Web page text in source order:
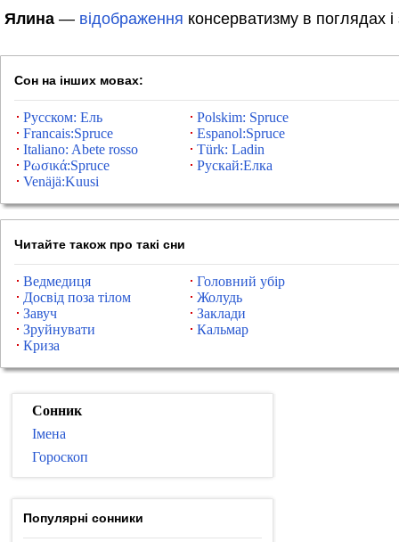
Ялина — відображення консерватизму в поглядах і
Сон на інших мовах:
Русском: Ель
Polskim: Spruce
Francais:Spruce
Espanol:Spruce
Italiano: Abete rosso
Türk: Ladin
Ρωσικά:Spruce
Рускай:Елка
Venäjä:Kuusi
Читайте також про такі сни
Ведмедиця
Головний убір
Досвід поза тілом
Жолудь
Завуч
Заклади
Зруйнувати
Кальмар
Криза
Сонник
Імена
Гороскоп
Популярні сонники